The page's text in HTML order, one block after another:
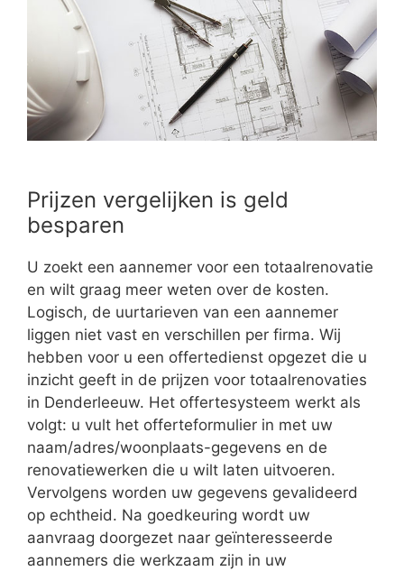
Prijzen vergelijken is geld
besparen
U zoekt een aannemer voor een totaalrenovatie
en wilt graag meer weten over de kosten.
Logisch, de uurtarieven van een aannemer
liggen niet vast en verschillen per firma. Wij
hebben voor u een offertedienst opgezet die u
inzicht geeft in de prijzen voor totaalrenovaties
in Denderleeuw. Het offertesysteem werkt als
volgt: u vult het offerteformulier in met uw
naam/adres/woonplaats-gegevens en de
renovatiewerken die u wilt laten uitvoeren.
Vervolgens worden uw gegevens gevalideerd
op echtheid. Na goedkeuring wordt uw
aanvraag doorgezet naar geïnteresseerde
aannemers die werkzaam zijn in uw